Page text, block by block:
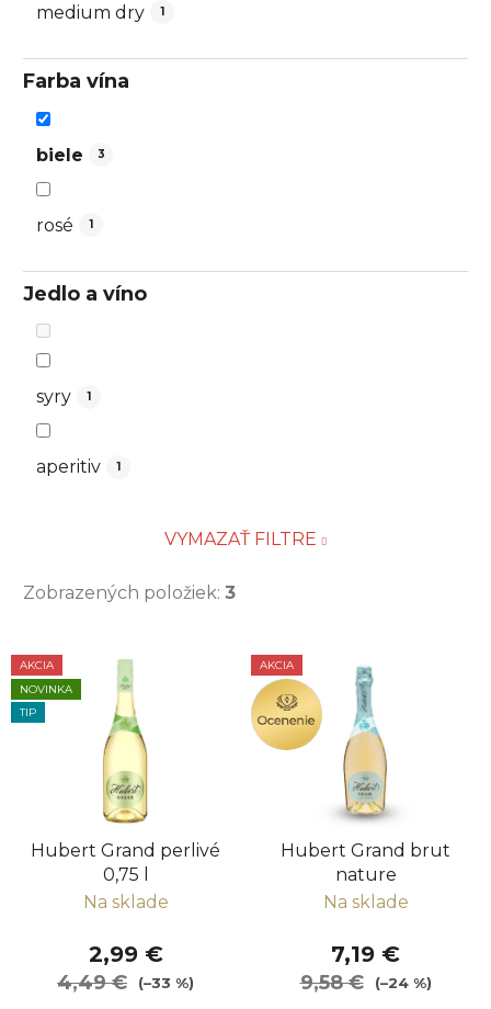
medium dry 1
Farba vína
biele 3
rosé 1
Jedlo a víno
syry 1
aperitiv 1
VYMAZAŤ FILTRE
Zobrazených položiek: 3
V
ý
p
AKCIA
NOVINKA
TIP
Hubert Grand perlivé
0,75 l
Na sklade
2,99 €
4,49 € (–33 %)
AKCIA
OCENENIE
Hubert Grand brut
nature
Na sklade
7,19 €
9,58 € (–24 %)